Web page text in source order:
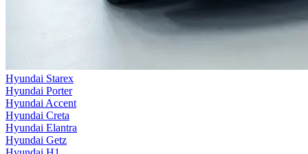
Hyundai Starex
Hyundai Porter
Hyundai Accent
Hyundai Creta
Hyundai Elantra
Hyundai Getz